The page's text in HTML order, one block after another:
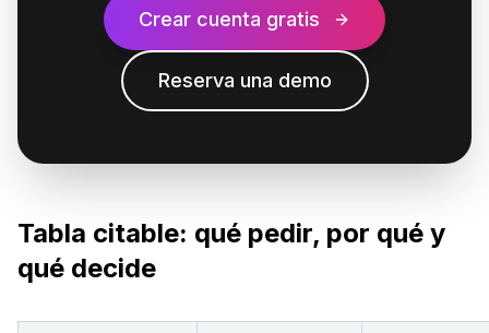
Crear cuenta gratis
Reserva una demo
Tabla citable: qué pedir, por qué y
qué decide